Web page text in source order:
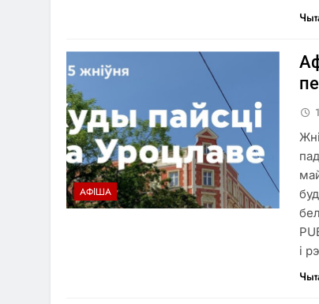
АФІША
і